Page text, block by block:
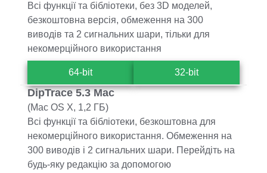
Всі функції та бібліотеки, без 3D моделей,
безкоштовна версія, обмеження на 300
виводів та 2 сигнальних шари, тільки для
некомерційного використання
64-bit 32-bit
DipTrace 5.3 Mac
(Mac OS X, 1,2 ГБ)
Всі функції та бібліотеки, безкоштовна для
некомерційного використання. Обмеження на
300 виводів і 2 сигнальних шари. Перейдіть на
будь-яку редакцію за допомогою